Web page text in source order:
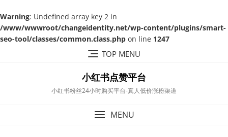
Warning: Undefined array key 2 in
/www/wwwroot/changeidentity.net/wp-content/plugins/smart-
seo-tool/classes/common.class.php on line 1247
TOP MENU
小红书点赞平台
小红书粉丝24小时购买平台-真人低价涨粉渠道
MENU